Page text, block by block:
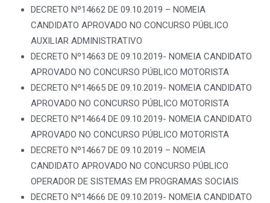
DECRETO Nº14662 DE 09.10.2019 – NOMEIA
CANDIDATO APROVADO NO CONCURSO PÚBLICO
AUXILIAR ADMINISTRATIVO
DECRETO Nº14663 DE 09.10.2019- NOMEIA CANDIDATO
APROVADO NO CONCURSO PÚBLICO MOTORISTA
DECRETO Nº14665 DE 09.10.2019- NOMEIA CANDIDATO
APROVADO NO CONCURSO PÚBLICO MOTORISTA
DECRETO Nº14664 DE 09.10.2019- NOMEIA CANDIDATO
APROVADO NO CONCURSO PÚBLICO MOTORISTA
DECRETO Nº14667 DE 09.10.2019 – NOMEIA
CANDIDATO APROVADO NO CONCURSO PÚBLICO
OPERADOR DE SISTEMAS EM PROGRAMAS SOCIAIS
DECRETO Nº14666 DE 09.10.2019- NOMEIA CANDIDATO